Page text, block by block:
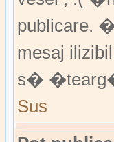
publicare.
mesaj
s�
Sus